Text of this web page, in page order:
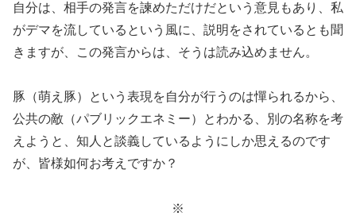
自分は、相手の発言を諫めただけだという意見もあり、私
がデマを流しているという風に、説明をされているとも聞
きますが、この発言からは、そうは読み込めません。
豚（萌え豚）という表現を自分が行うのは憚られるから、
公共の敵（パブリックエネミー）とわかる、別の名称を考
えようと、知人と談義しているようにしか思えるのです
が、皆様如何お考えですか？
※